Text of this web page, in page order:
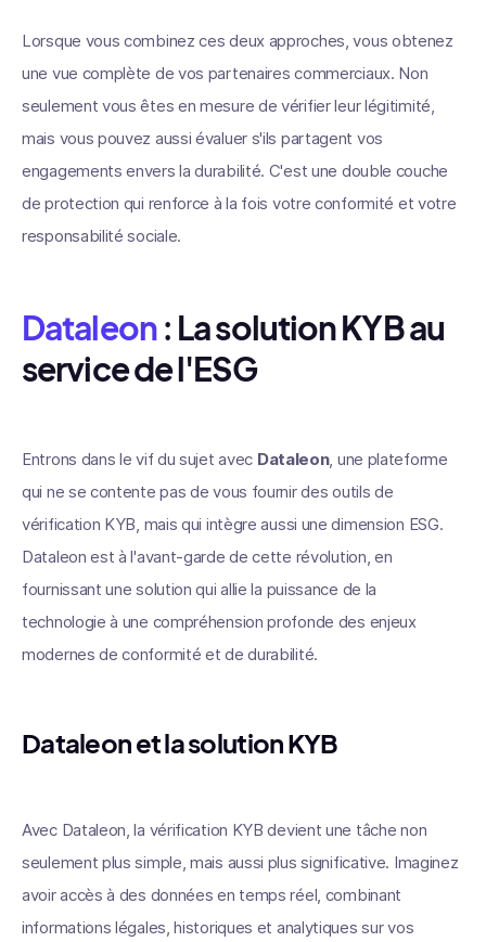
Lorsque vous combinez ces deux approches, vous obtenez
une vue complète de vos partenaires commerciaux. Non
seulement vous êtes en mesure de vérifier leur légitimité,
mais vous pouvez aussi évaluer s'ils partagent vos
engagements envers la durabilité. C'est une double couche
de protection qui renforce à la fois votre conformité et votre
responsabilité sociale.
Dataleon: La solution KYB au
service de l'ESG
Entrons dans le vif du sujet avec Dataleon, une plateforme
qui ne se contente pas de vous fournir des outils de
vérification KYB, mais qui intègre aussi une dimension ESG.
Dataleon est à l'avant-garde de cette révolution, en
fournissant une solution qui allie la puissance de la
technologie à une compréhension profonde des enjeux
modernes de conformité et de durabilité.
Dataleon et la solution KYB
Avec Dataleon, la vérification KYB devient une tâche non
seulement plus simple, mais aussi plus significative. Imaginez
avoir accès à des données en temps réel, combinant
informations légales, historiques et analytiques sur vos